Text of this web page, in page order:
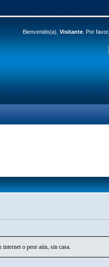
Bienvenido(a), Visitante. Por favor,
o peor aún, sin casa.